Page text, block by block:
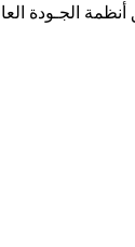
الجـودة